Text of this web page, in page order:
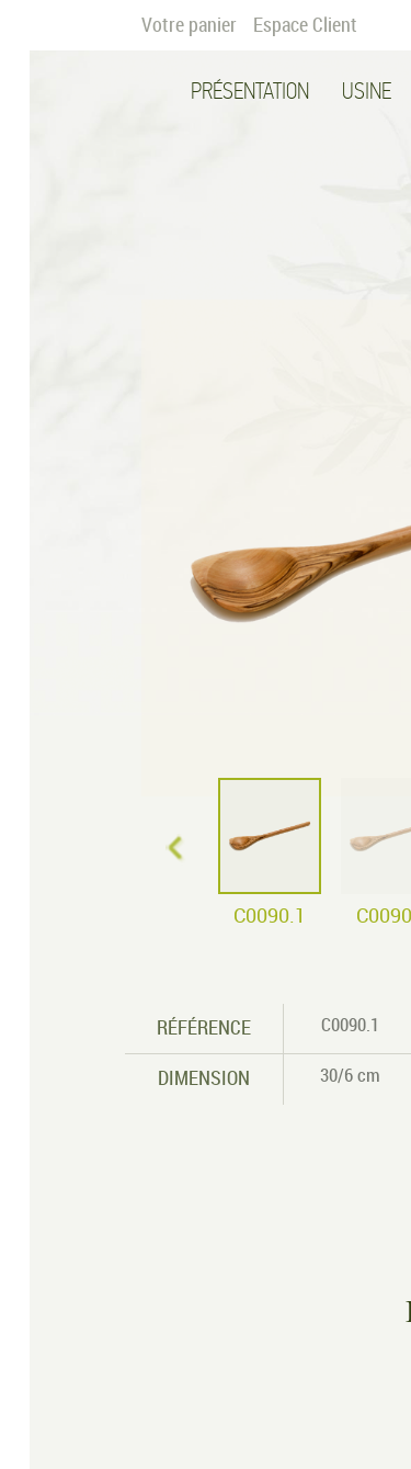
Votre panier Espace Client
PRÉSENTATION USINE
C0090.1
RÉFÉRENCE
DIMENSION
C0090.1
30/6 cm